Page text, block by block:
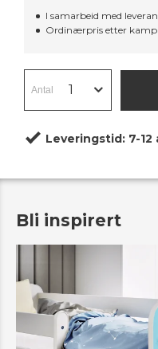
I samarbeid med
Ordinærpris etter
Leveringstid: 7-
Bli inspirert